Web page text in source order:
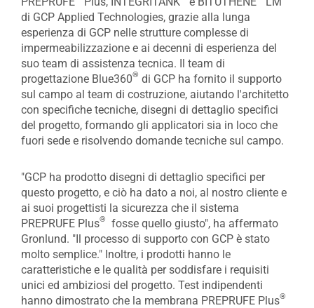
di GCP Applied Technologies, grazie alla lunga
esperienza di GCP nelle strutture complesse di
impermeabilizzazione e ai decenni di esperienza del
suo team di assistenza tecnica. Il team di
progettazione Blue360® di GCP ha fornito il supporto
sul campo al team di costruzione, aiutando l'architetto
con specifiche tecniche, disegni di dettaglio specifici
del progetto, formando gli applicatori sia in loco che
fuori sede e risolvendo domande tecniche sul campo.
"GCP ha prodotto disegni di dettaglio specifici per
questo progetto, e ciò ha dato a noi, al nostro cliente e
ai suoi progettisti la sicurezza che il sistema
PREPRUFE Plus®
fosse quello giusto", ha affermato
Gronlund. "Il processo di supporto con GCP è stato
molto semplice." Inoltre, i prodotti hanno le
caratteristiche e le qualità per soddisfare i requisiti
unici ed ambiziosi del progetto. Test indipendenti
hanno dimostrato che la membrana PREPRUFE Plus®